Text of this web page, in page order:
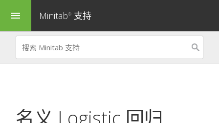
menu Minitab® 支持
名义 Logistic 回归